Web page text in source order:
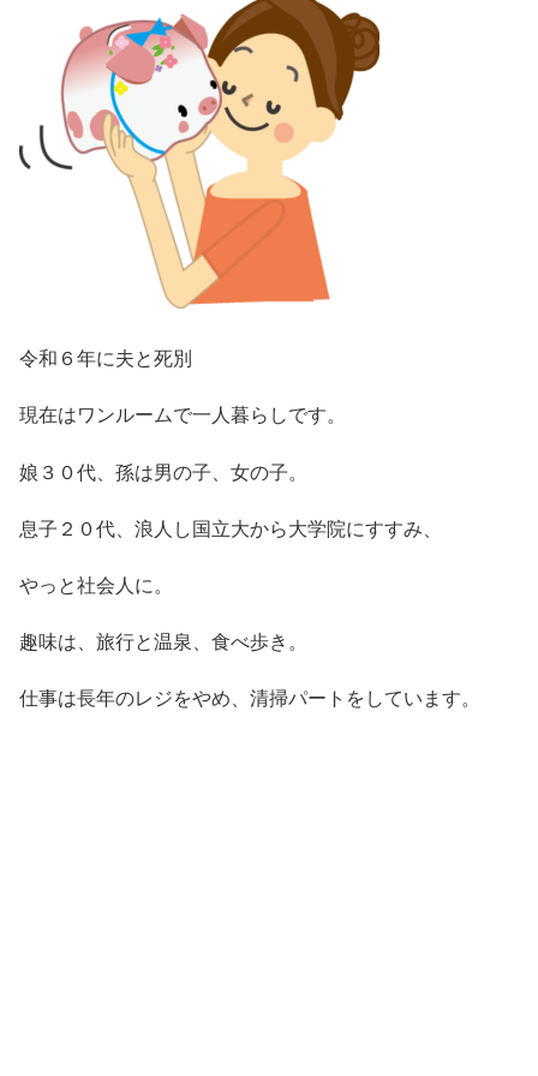
令和６年に夫と死別
現在はワンルームで一人暮らしです。
娘３０代、孫は男の子、女の子。
息子２０代、浪人し国立大から大学院にすすみ、
やっと社会人に。
趣味は、旅行と温泉、食べ歩き。
仕事は長年のレジをやめ、清掃パートをしています。